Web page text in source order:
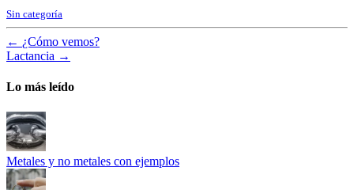
Sin categoría
← ¿Cómo vemos?
Lactancia →
Lo más leído
Metales y no metales con ejemplos